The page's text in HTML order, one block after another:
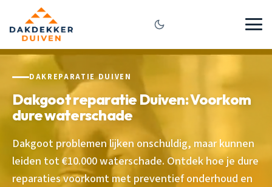
DAKREPARATIE DUIVEN
Dakgoot reparatie Duiven: Voorkom
dure waterschade
Dakgoot problemen lijken onschuldig, maar kunnen
leiden tot €10.000 waterschade. Ontdek hoe je dure
reparaties voorkomt met preventief onderhoud en